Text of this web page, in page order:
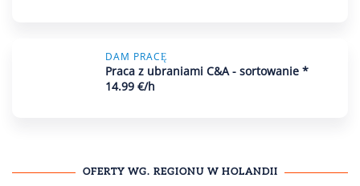
DAM PRACĘ
Praca z ubraniami C&A - sortowanie *
14.99 €/h
OFERTY WG. REGIONU W HOLANDII